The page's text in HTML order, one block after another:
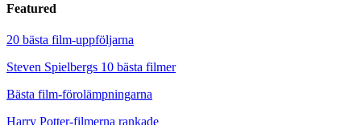
Featured
20 bästa film-uppföljarna
Steven Spielbergs 10 bästa filmer
Bästa film-förolämpningarna
Harry Potter-filmerna rankade